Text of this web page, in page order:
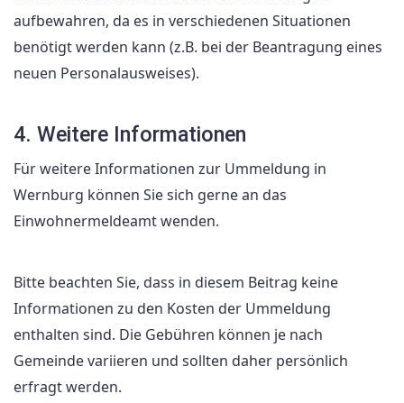
aufbewahren, da es in verschiedenen Situationen
benötigt werden kann (z.B. bei der Beantragung eines
neuen Personalausweises).
4. Weitere Informationen
Für weitere Informationen zur Ummeldung in
Wernburg können Sie sich gerne an das
Einwohnermeldeamt wenden.
Bitte beachten Sie, dass in diesem Beitrag keine
Informationen zu den Kosten der Ummeldung
enthalten sind. Die Gebühren können je nach
Gemeinde variieren und sollten daher persönlich
erfragt werden.